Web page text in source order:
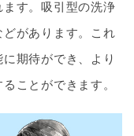
す。吸引型の洗浄
があります。これ
期待ができ、より
ことができます。